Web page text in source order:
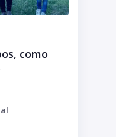
como